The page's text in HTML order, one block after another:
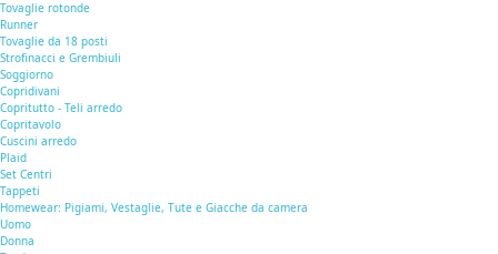
Tovaglie rotonde
Runner
Tovaglie da 18 posti
Strofinacci e Grembiuli
Soggiorno
Copridivani
Copritutto - Teli arredo
Copritavolo
Cuscini arredo
Plaid
Set Centri
Tappeti
Homewear: Pigiami, Vestaglie, Tute e Giacche da camera
Uomo
Donna